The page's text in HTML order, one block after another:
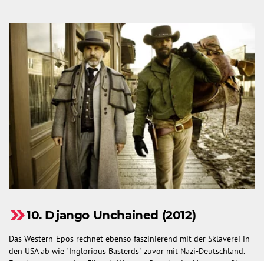
10. Django Unchained (2012)
Das Western-Epos rechnet ebenso faszinierend mit der Sklaverei in
den USA ab wie "Inglorious Basterds" zuvor mit Nazi-Deutschland.